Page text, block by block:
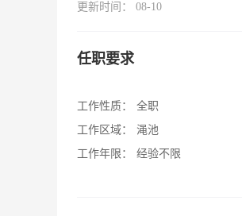
更新时间： 08-10
任职要求
工作性质：
全职
工作区域：
渑池
工作年限：
经验不限